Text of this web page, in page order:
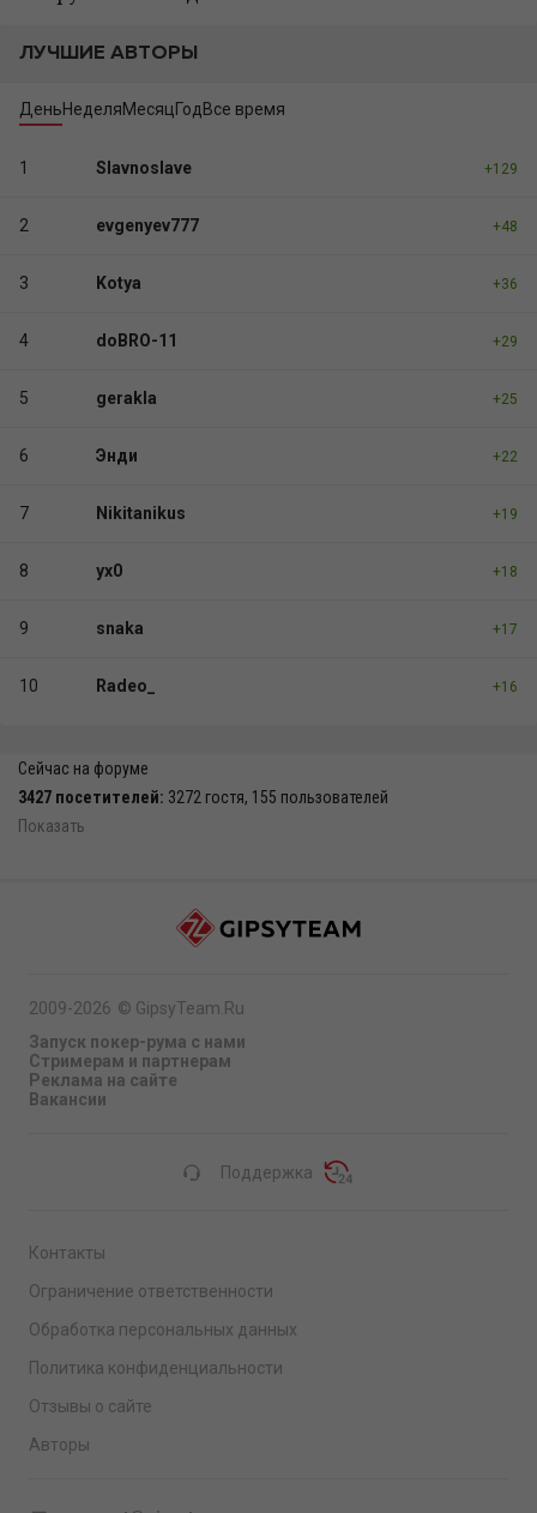
ЛУЧШИЕ АВТОРЫ
ДеньНеделяМесяц Год Все время
1 Slavnoslave +129
2 evgenyev777 +48
3 Kotya +36
4 doBRO-11 +29
5 gerakla +25
6 Энди +22
7 Nikitanikus +19
8 yx0 +18
9 snaka +17
10 Radeo_ +16
Сейчас на форуме
3427 посетителей: 3272 гостя, 155 пользователей
Показать
Поддержка
2009-2026 © GipsyTeam.Ru
Запуск покер-рума с нами
Стримерам и партнерам
Реклама на сайте
Вакансии
Контакты
Ограничение ответственности
Обработка персональных данных
Политика конфиденциальности
Отзывы о сайте
Авторы